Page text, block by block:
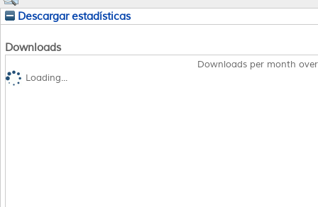
Descargar estadísticas
Downloads
Downloads per month
Loading...